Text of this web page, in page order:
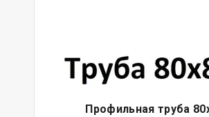
Профильная труба